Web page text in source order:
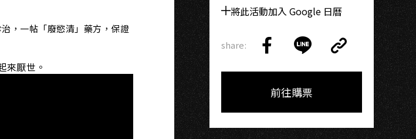
，一帖「廢慾清」藥方，保證
來厭世。
將此活動加入 Google 日曆
share:
on
Facebook
on
LINE
Link
Copy
前往購票